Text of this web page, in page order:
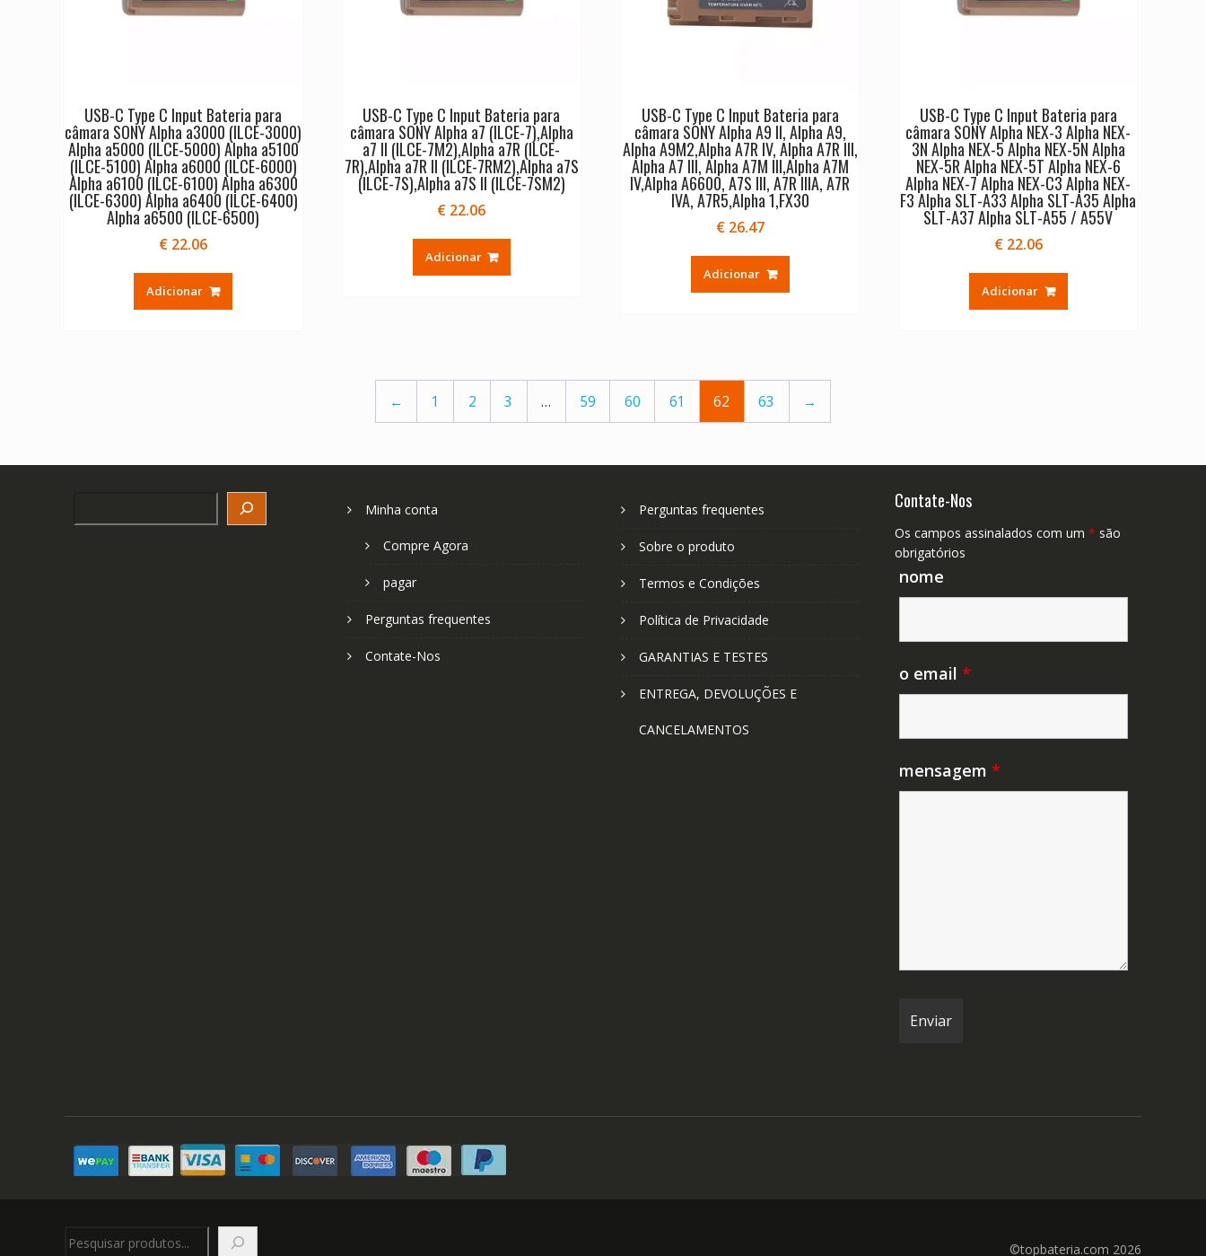
USB-C Type C Input Bateria para
câmara SONY Alpha a3000 (ILCE-3000)
Alpha a5000 (ILCE-5000) Alpha a5100
(ILCE-5100) Alpha a6000 (ILCE-6000)
Alpha a6100 (ILCE-6100) Alpha a6300
(ILCE-6300) Alpha a6400 (ILCE-6400)
Alpha a6500 (ILCE-6500)
€ 22.06
Adicionar
USB-C Type C Input Bateria para
câmara SONY Alpha a7 (ILCE-7),Alpha
a7 II (ILCE-7M2),Alpha a7R (ILCE-
7R),Alpha a7R II (ILCE-7RM2),Alpha a7S
(ILCE-7S),Alpha a7S II (ILCE-7SM2)
€ 22.06
Adicionar
USB-C Type C Input Bateria para
câmara SONY Alpha A9 II, Alpha A9,
Alpha A9M2,Alpha A7R IV, Alpha A7R III,
Alpha A7 III, Alpha A7M III,Alpha A7M
IV,Alpha A6600, A7S III, A7R IIIA, A7R
IVA, A7R5,Alpha 1,FX30
€26.47
Adicionar
USB-C Type C Input Bateria para
câmara SONY Alpha NEX-3 Alpha NEX-
3N Alpha NEX-5 Alpha NEX-5N Alpha
NEX-5R Alpha NEX-5T Alpha NEX-6
Alpha NEX-7 Alpha NEX-C3 Alpha NEX-
F3 Alpha SLT-A33 Alpha SLT-A35 Alpha
SLT-A37 Alpha SLT-A55 / A55V
€22.06
Adicionar
← 1 2 3 … 59 60 61 62 63 →
Minha conta
Compre Agora
pagar
Perguntas frequentes
Contate-Nos
Perguntas frequentes
Sobre o produto
Termos e Condições
Política de Privacidade
GARANTIAS E TESTES
ENTREGA, DEVOLUÇÕES E
CANCELAMENTOS
Contate-Nos
Os campos assinalados com um * são
obrigatórios
nome
o email *
mensagem *
Pesquisar
©topbateria.com 2026